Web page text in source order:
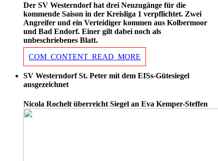
Der SV Westerndorf hat drei Neuzugänge für die
kommende Saison in der Kreisliga 1 verpflichtet. Zwei
Angreifer und ein Verteidiger kommen aus Kolbermoor
und Bad Endorf. Einer gilt dabei noch als
unbeschriebenes Blatt.
COM_CONTENT_READ_MORE
SV Westerndorf St. Peter mit dem EISs-Gütesiegel
ausgezeichnet
Nicola Rochelt überreicht Siegel an Eva Kemper-Steffen